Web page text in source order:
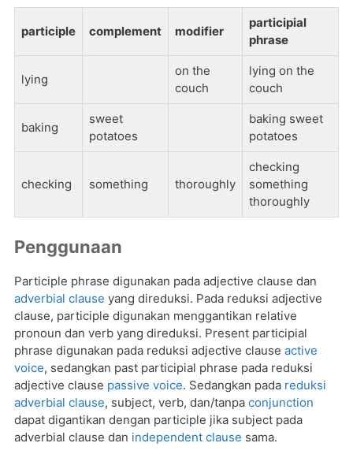
participle complement modifier
participial
phrase
lying
on the
couch
lying on the
couch
baking
sweet
potatoes
baking sweet
potatoes
checking something thoroughly
checking
something
thoroughly
Penggunaan
Participle phrase digunakan pada adjective clause dan
adverbial clause yang direduksi. Pada reduksi adjective
clause, participle digunakan menggantikan relative
pronoun dan verb yang direduksi. Present participial
phrase digunakan pada reduksi adjective clause active
voice, sedangkan past participial phrase pada reduksi
adjective clause passive voice. Sedangkan pada reduksi
adverbial clause, subject, verb, dan/tanpa conjunction
dapat digantikan dengan participle jika subject pada
adverbial clause dan independent clause sama.